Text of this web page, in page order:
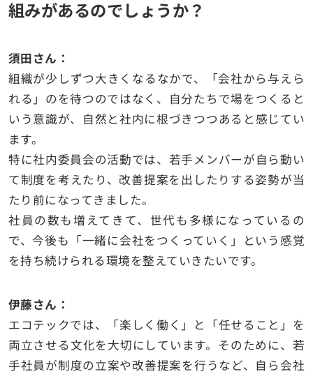
組みがあるのでしょうか？
須田さん：
組織が少しずつ大きくなるなかで、「会社から与えら
れる」のを待つのではなく、自分たちで場をつくると
いう意識が、自然と社内に根づきつつあると感じてい
ます。
特に社内委員会の活動では、若手メンバーが自ら動い
て制度を考えたり、改善提案を出したりする姿勢が当
たり前になってきました。
社員の数も増えてきて、世代も多様になっているの
で、今後も「一緒に会社をつくっていく」という感覚
を持ち続けられる環境を整えていきたいです。
伊藤さん：
エコテックでは、「楽しく働く」と「任せること」を
両立させる文化を大切にしています。そのために、若
手社員が制度の立案や改善提案を行うなど、自ら会社